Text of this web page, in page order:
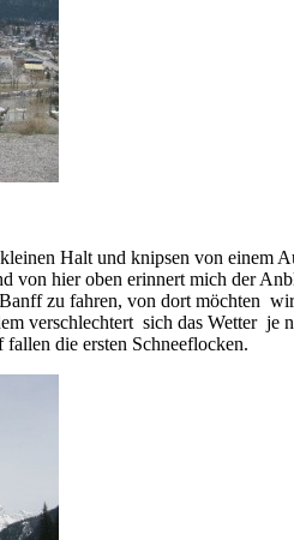
Halt und knipsen von einem
von hier oben erinnert mich der
zu fahren, von dort möchten
verschlechtert sich das Wetter
die ersten Schneeflocken.